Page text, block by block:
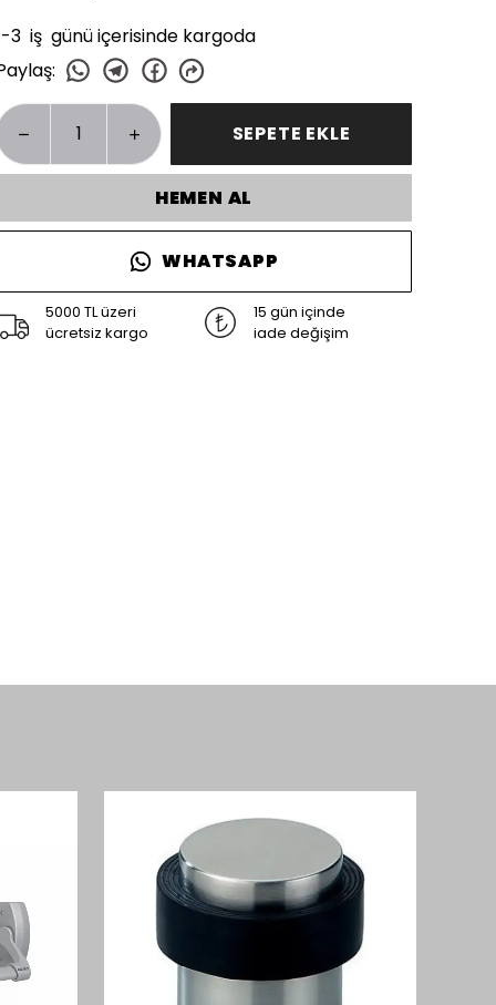
3 iş günü içerisinde kargoda
:
SEPETE EKLE
HEMEN AL
WHATSAPP
5000 TL üzeri
ücretsiz kargo
15 gün içinde
iade değişim